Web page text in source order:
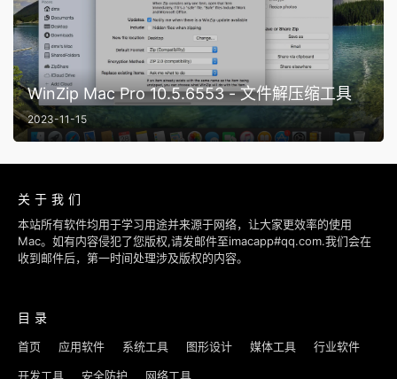
WinZip Mac Pro 10.5.6553 - 文件解压缩工具
2023-11-15
关于我们
本站所有软件均用于学习用途并来源于网络，让大家更效率的使用
Mac。如有内容侵犯了您版权,请发邮件至imacapp#qq.com.我们会在
收到邮件后，第一时间处理涉及版权的内容。
目录
首页 应用软件 系统工具 图形设计 媒体工具 行业软件
开发工具 安全防护 网络工具